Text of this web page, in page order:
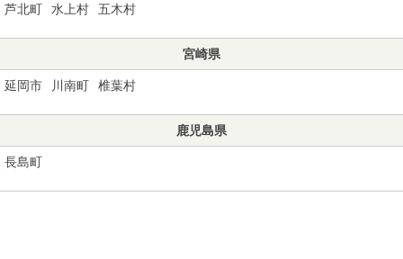
芦北町
水上村 五木村
宮崎県
延岡市 川南町 椎葉村
鹿児島県
長島町